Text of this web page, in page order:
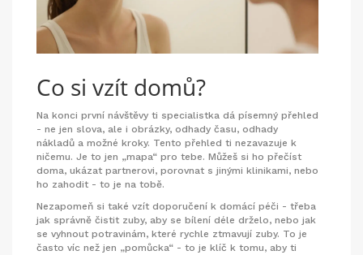
Co si vzít domů?
Na konci první návštěvy ti specialistka dá písemný přehled
- ne jen slova, ale i obrázky, odhady času, odhady
nákladů a možné kroky. Tento přehled ti nezavazuje k
ničemu. Je to jen „mapa“ pro tebe. Můžeš si ho přečíst
doma, ukázat partnerovi, porovnat s jinými klinikami, nebo
ho zahodit - to je na tobě.
Nezapomeň si také vzít doporučení k domácí péči - třeba
jak správně čistit zuby, aby se bílení déle drželo, nebo jak
se vyhnout potravinám, které rychle ztmavují zuby. To je
často víc než jen „pomůcka“ - to je klíč k tomu, aby ti